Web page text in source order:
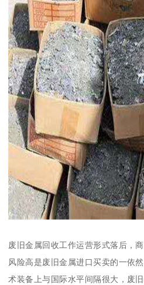
废旧金属回收工作运营形式落后，
风险高是废旧金属进口买卖的一依
术装备上与国际水平间隔很大，废